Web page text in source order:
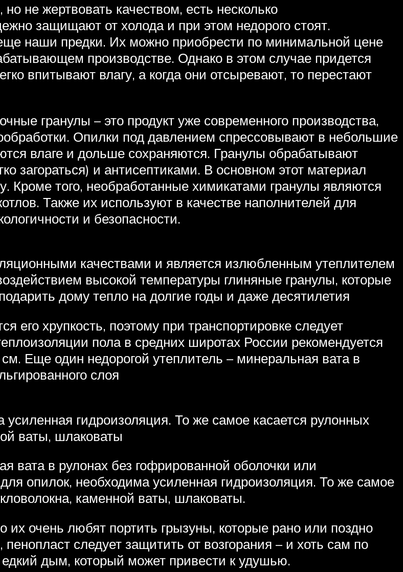
не жертвовать качеством, есть несколько
защищают от холода и при этом недорого стоят.
наши предки. Их можно приобрести по минимальной цене
производстве. Однако в этом случае придется
впитывают влагу, а когда они отсыревают, то перестают
гранулы – это продукт уже современного производства,
Опилки под давлением спрессовывают в небольшие
влаге и дольше сохраняются. Гранулы обрабатывают
загораться) и антисептиками. В основном этот материал
Кроме того, необработанные химикатами гранулы являются
Также их используют в качестве наполнителей для
и безопасности.
качествами и является излюбленным утеплителем
высокой температуры глиняные гранулы, которые
дому тепло на долгие годы и даже десятилетия
его хрупкость, поэтому при транспортировке следует
пола в средних широтах России рекомендуется
Еще один недорогой утеплитель – минеральная вата в
слоя
гидроизоляция. То же самое касается рулонных
ваты, шлаковаты
вата в рулонах без гофрированной оболочки или
опилок, необходима усиленная гидроизоляция. То же самое
каменной ваты, шлаковаты.
их очень любят портить грызуны, которые рано или поздно
следует защитить от возгорания – и хоть сам по
дым, который может привести к удушью.